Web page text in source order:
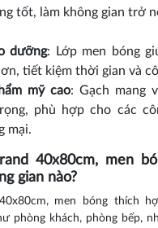
tốt, làm không gian trở
dưỡng: Lớp men bóng
tiết kiệm thời gian và
mỹ cao: Gạch mang
phù hợp cho các
mại.
40x80cm, men
gian nào?
men bóng thích
phòng khách, phòng bếp,